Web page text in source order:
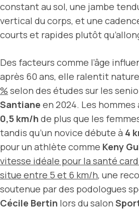
constant au sol, une jambe
vertical du corps, et une
courts et rapides plutôt
Des facteurs comme l’âge
après 60 ans, elle ralentit
% selon des études sur les
Santiane en 2024. Les
0,5 km/h de plus que les
tandis qu’un novice débute à 4
pour un athlète comme Keny
vitesse idéale pour la santé
situe entre 5 et 6 km/h, une
soutenue par des podologues
Cécile Bertin lors du salon